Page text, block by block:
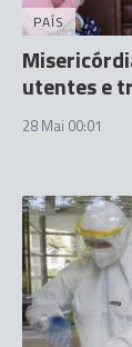
PAÍS
utentes e
28 Mai 00:01